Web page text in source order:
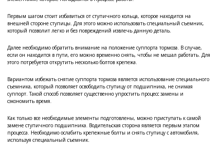
Первым шагом стоит избавиться от ступичного кольца, которое находится на
внешней стороне ступицы. Для этого можно использовать специальный съемник,
который позволит легко и без повреждений извлечь данную деталь.
Далее необходимо обратить внимание на положение суппорта тормоза. В случае,
если он находится в пути, его можно временно снять, чтобы не мешал работать. Для
этого потребуется открутить несколько болтов крепежа.
Вариантом избежать снятие суппорта тормоза является использование специального
съемника, который позволяет освободить ступицу от подшипника, не снимая
суппорт. Такой способ позволяет существенно упростить процесс замены и
сэкономить время.
Как только все необходимые элементы подготовлены, можно приступать к самой
замене ступичного подшипника. Водительская сторона является первым этапом
процесса. Необходимо ослабить крепежные болты и снять ступицу с автомобиля,
используя специальный съемник.